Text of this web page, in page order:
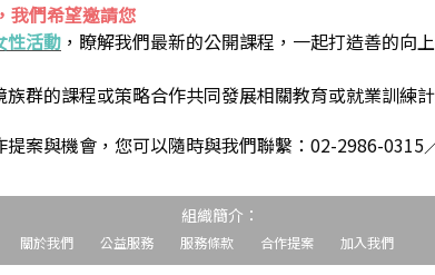
我們希望邀請您
性活動 ，瞭解我們最新的公開課程，一起打造善的向
群的課程或策略合作共同發展相關教育或就業訓練計
提案與機會，您可以隨時與我們聯繫：02-2986-
組織簡介：
關於我們 公益服務 服務條款 合作提案 加入我們